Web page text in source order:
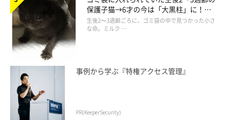
保護子猫→6才の今は「大黒柱」に！
美しい黒猫に成長した姿にグッとくる
生後2〜3週齢ごろに、ゴミ袋の中で見つかった小さ
な命。ミルク …
事例から学ぶ『特権アクセス管理』
PR(KeeperSecurity)